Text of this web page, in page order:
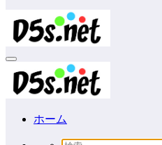
ッ
プ
ホーム